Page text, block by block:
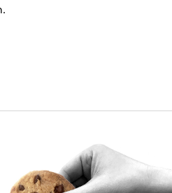
moneksi – tukevat